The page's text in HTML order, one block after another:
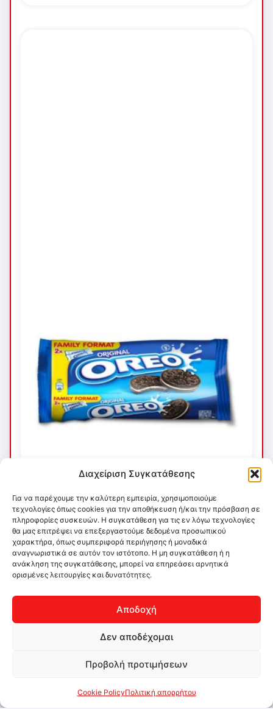
Διαχείριση Συγκατάθεσης
Για να παρέχουμε την καλύτερη εμπειρία, χρησιμοποιούμε
τεχνολογίες όπως cookies για την αποθήκευση ή/και την πρόσβαση σε
πληροφορίες συσκευών. Η συγκατάθεση για τις εν λόγω τεχνολογίες
θα μας επιτρέψει να επεξεργαστούμε δεδομένα προσωπικού
χαρακτήρα, όπως συμπεριφορά περιήγησης ή μοναδικά
αναγνωριστικά σε αυτόν τον ιστότοπο. Η μη συγκατάθεση ή η
ανάκληση της συγκατάθεσης, μπορεί να επηρεάσει αρνητικά
ορισμένες λειτουργίες και δυνατότητες.
Αποδοχή
Δεν αποδέχομαι
Προβολή προτιμήσεων
Cookie PolicyΠολιτική απορρήτου